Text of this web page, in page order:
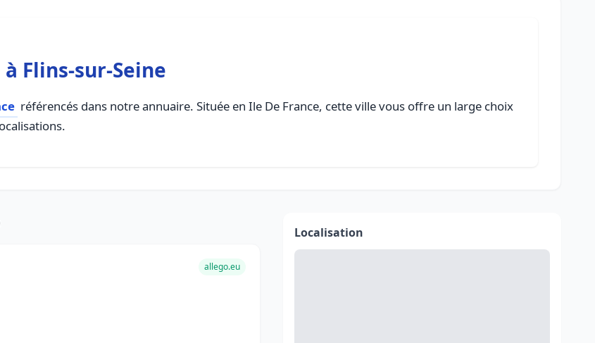
Flins-sur-Seine
référencés dans notre annuaire. Située en Ile De France, cette ville vous offre un large choix
allego.eu
Localisation